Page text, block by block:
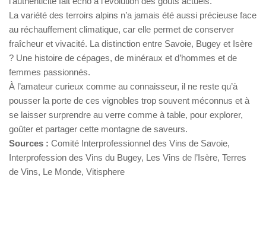
La variété des terroirs alpins n’a jamais été aussi précieuse face
au réchauffement climatique, car elle permet de conserver
fraîcheur et vivacité. La distinction entre Savoie, Bugey et Isère
? Une histoire de cépages, de minéraux et d’hommes et de
femmes passionnés.
À l’amateur curieux comme au connaisseur, il ne reste qu’à
pousser la porte de ces vignobles trop souvent méconnus et à
se laisser surprendre au verre comme à table, pour explorer,
goûter et partager cette montagne de saveurs.
Sources : Comité Interprofessionnel des Vins de Savoie,
Interprofession des Vins du Bugey, Les Vins de l’Isère, Terres
de Vins, Le Monde, Vitisphere